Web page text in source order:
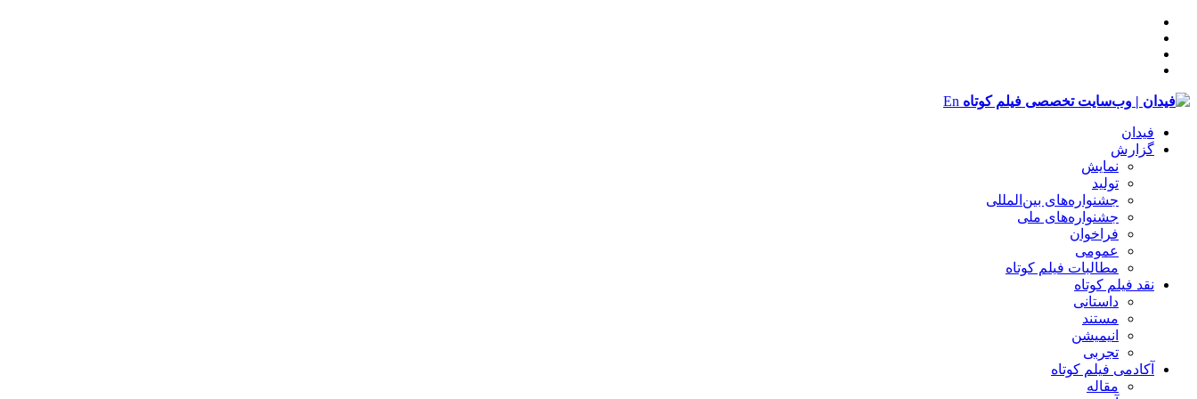
En
فیدان
گزارش
نمایش
تولید
‌‌جشنواره‌های بین‌المللی
جشنواره‌های ملی
فراخوان
عمومی
مطالبات فیلم کوتاه
نقد فیلم کوتاه
داستانی
مستند
انیمیشن
تجربی
آکادمی فیلم کوتاه
مقاله